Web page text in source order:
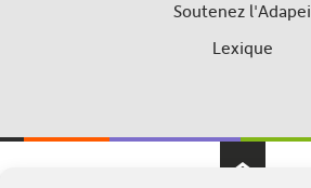
Soutenez l'Adapei
Lexique